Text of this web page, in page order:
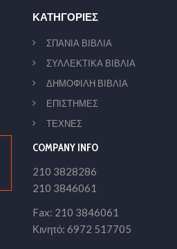
ΚΑΤΗΓΟΡΙΕΣ
ΣΠΑΝΙΑ ΒΙΒΛΙΑ
ΣΥΛΛΕΚΤΙΚΑ ΒΙΒΛΙΑ
ΔΗΜΟΦΙΛΗ ΒΙΒΛΙΑ
ΕΠΙΣΤΗΜΕΣ
ΤΕΧΝΕΣ
COMPANY INFO
210 3828286
210 3846061
Fax: 210 3846061
Κινητό: 6972 517705